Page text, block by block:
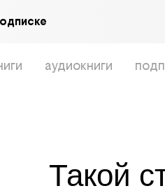
аудиокниги
Такой